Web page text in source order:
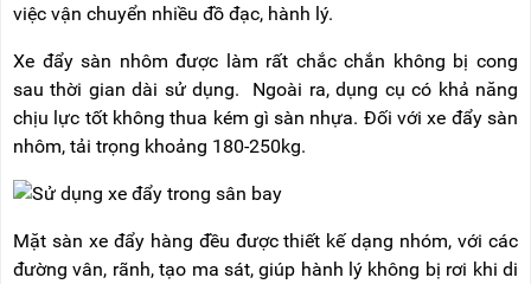
BỘ
THOÁT
TỰ
ĐỘNG
NÂNG
TAY
việc vận chuyển nhiều đồ đạc, hành lý.
Xe đẩy sàn nhôm được làm rất chắc chắn không bị cong
sau thời gian dài sử dụng. Ngoài ra, dụng cụ có khả năng
chịu lực tốt không thua kém gì sàn nhựa. Đối với xe đẩy sàn
nhôm, tải trọng khoảng 180-250kg.
Mặt sàn xe đẩy hàng đều được thiết kế dạng nhóm, với các
đường vân, rãnh, tạo ma sát, giúp hành lý không bị rơi khi di